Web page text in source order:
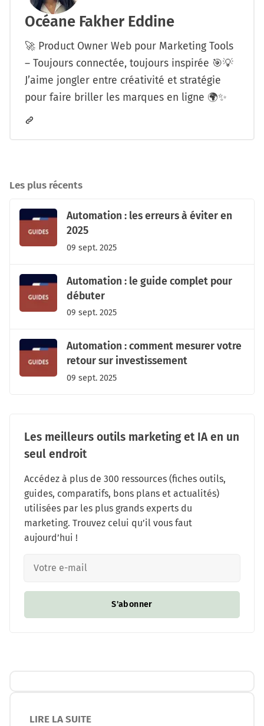
Océane Fakher Eddine
🚀 Product Owner Web pour Marketing Tools
– Toujours connectée, toujours inspirée 🎯💡
J’aime jongler entre créativité et stratégie
pour faire briller les marques en ligne 🌍✨
Les plus récents
Automation : les erreurs à éviter en
2025
09 sept. 2025
Automation : le guide complet pour
débuter
09 sept. 2025
Automation : comment mesurer votre
retour sur investissement
09 sept. 2025
Les meilleurs outils marketing et IA en un
seul endroit
Accédez à plus de 300 ressources (fiches outils,
guides, comparatifs, bons plans et actualités)
utilisées par les plus grands experts du
marketing. Trouvez celui qu’il vous faut
aujourd’hui !
S'abonner
LIRE LA SUITE